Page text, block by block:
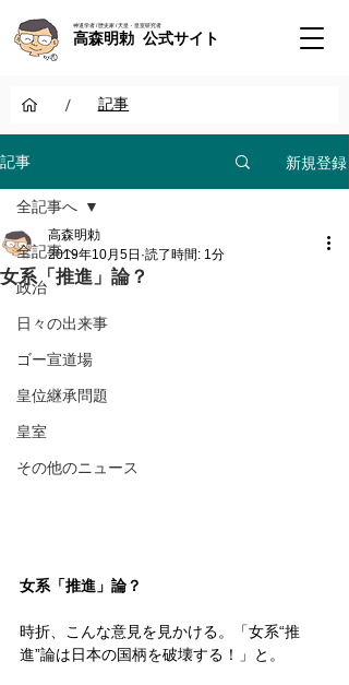
神道学者 / 歴史家 / 天皇・皇室研究者
高森明勅 公式サイト
/ 記事
記事 新規登録
全記事へ
政治
日々の出来事
ゴー宣道場
皇位継承問題
皇室
その他のニュース
全記事へ
女系「推進」論？
高森明勅
2019年10月5日 読了時間: 1分
女系「推進」論？
時折、こんな意見を見かける。「女系“推
進”論は日本の国柄を破壊する！」と。